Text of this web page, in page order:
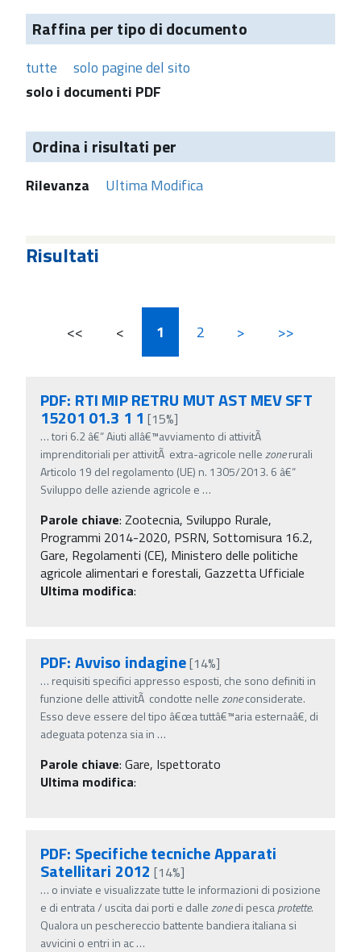
Raffina per tipo di documento
tutte
solo pagine del sito
solo i documenti PDF
Ordina i risultati per
Rilevanza Ultima Modifica
Risultati
<< < 1 2 > >>
PDF: RTI MIP RETRU MUT AST MEV SFT
15201 01.3 1 1[15%]
…tori 6.2 â€“ Aiuti allâ€™avviamento di attivitÃ
imprenditoriali per attivitÃ extra-agricole nellezonerurali
Articolo 19 del regolamento (UE) n. 1305/2013. 6 â€“
Sviluppo delle aziende agricole e …
Parole chiave: Zootecnia, Sviluppo Rurale,
Programmi 2014-2020, PSRN, Sottomisura 16.2,
Gare, Regolamenti (CE), Ministero delle politiche
agricole alimentari e forestali, Gazzetta Ufficiale
Ultima modifica:
PDF: Avviso indagine[14%]
… requisiti specifici appresso esposti, che sono definiti in
funzione delle attivitÃ condotte nellezoneconsiderate.
Esso deve essere del tipo â€œa tuttâ€™aria esternaâ€, di
adeguata potenza sia in …
Parole chiave: Gare, Ispettorato
Ultima modifica:
PDF: Specifiche tecniche Apparati
Satellitari 2012 [14%]
… o inviate e visualizzate tutte le informazioni di posizione
e di entrata / uscita dai porti e dallezonedi pescaprotette.
Qualora un peschereccio battente bandiera italiana si
avvicini o entri in ac…